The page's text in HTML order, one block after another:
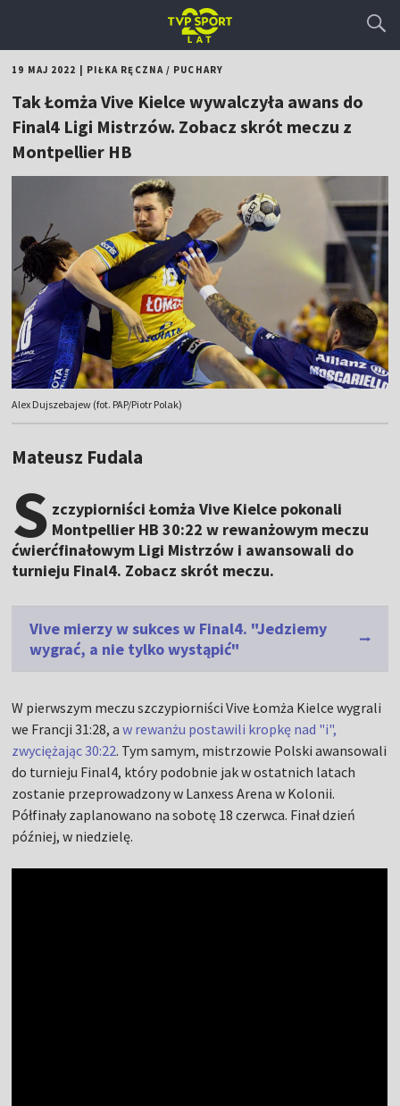
19 MAJ 2022 PIŁKA RĘCZNA/ PUCHARY
Tak Łomża Vive Kielce wywalczyła awans do
Final4 Ligi Mistrzów. Zobacz skrót meczu z
Montpellier HB
Alex Dujszebajew (fot. PAP/Piotr Polak)
Mateusz Fudala
S zczypiorniści Łomża Vive Kielce pokonali
Montpellier HB 30:22 w rewanżowym meczu
ćwierćfinałowym Ligi Mistrzów i awansowali do
turnieju Final4. Zobacz skrót meczu.
Vive mierzy w sukces w Final4. "Jedziemy
wygrać, a nie tylko wystąpić"
W pierwszym meczu szczypiorniści Vive Łomża Kielce wygrali
we Francji 31:28, aw rewanżu postawili kropkę nad "i",
zwyciężając 30:22. Tym samym, mistrzowie Polski awansowali
do turnieju Final4, który podobnie jak w ostatnich latach
zostanie przeprowadzony w Lanxess Arena w Kolonii.
Półfinały zaplanowano na sobotę 18 czerwca. Finał dzień
później, w niedzielę.